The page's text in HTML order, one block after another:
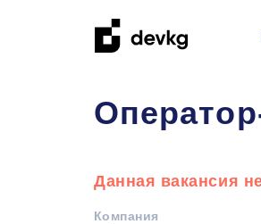
Данная вакансия
Компания